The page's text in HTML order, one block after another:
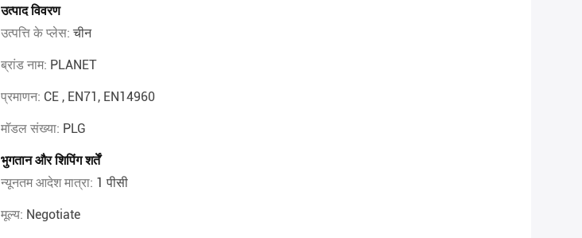
उत्पाद विवरण
उत्पत्ति के प्लेस:चीन
ब्रांड नाम: PLANET
प्रमाणन: CE , EN71, EN14960
मॉडल संख्या: PLG
भुगतान और शिपिंग शर्तें
न्यूनतम आदेश मात्रा: 1 पीसी
मूल्य: Negotiate